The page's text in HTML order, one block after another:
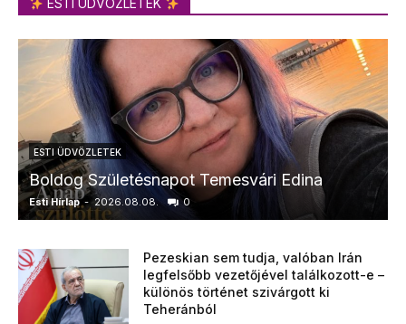
ESTI ÜDVÖZLETEK
ESTI ÜDVÖZLETEK
Boldog Születésnapot Temesvári Edina
Esti Hírlap - 2026.08.08. 0
Pezeskian sem tudja, valóban Irán
legfelsőbb vezetőjével találkozott-e –
különös történet szivárgott ki
Teheránból